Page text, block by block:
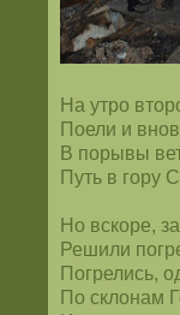
На утро
Поели и
В порывы
Путь в гору
Но вскоре,
Решили
Погрелись,
По склонам